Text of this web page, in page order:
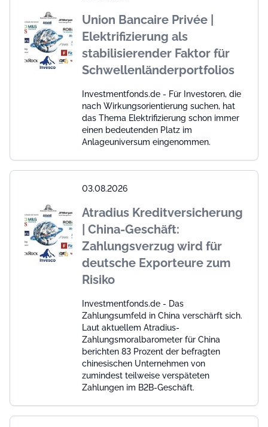
Union Bancaire Privée |
Elektrifizierung als
stabilisierender Faktor für
Schwellenländerportfolios
Investmentfonds.de - Für Investoren, die
nach Wirkungsorientierung suchen, hat
das Thema Elektrifizierung schon immer
einen bedeutenden Platz im
Anlageuniversum eingenommen.
03.08.2026
Atradius Kreditversicherung
| China-Geschäft:
Zahlungsverzug wird für
deutsche Exporteure zum
Risiko
Investmentfonds.de - Das
Zahlungsumfeld in China verschärft sich.
Laut aktuellem Atradius-
Zahlungsmoralbarometer für China
berichten 83 Prozent der befragten
chinesischen Unternehmen von
zumindest teilweise verspäteten
Zahlungen im B2B-Geschäft.